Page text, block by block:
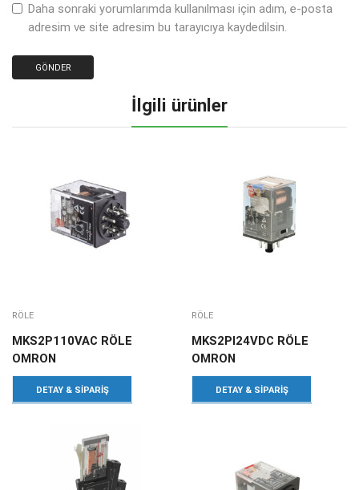
Daha sonraki yorumlarımda kullanılması için adım, e-posta
adresim ve site adresim bu tarayıcıya kaydedilsin.
İlgili ürünler
RÖLE
MKS2P110VAC RÖLE
OMRON
DETAY & SIPARIŞ
RÖLE
MKS2PI24VDC RÖLE
OMRON
DETAY & SIPARIŞ